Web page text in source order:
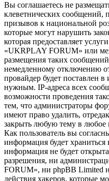
Вы соглашаетесь не
клеветнических сообщений,
призывов к национальной
которые могут нарушить
которая предоставляет
«UKRPLAY FORUM» или
размещения таких
немедленному отключению
провайдер будет поставлен
нужным. IP-адреса всех
возможности проведения
тем, что администраторы
имеют право удалить,
закрыть любую тему в любое
Как пользователь вы
информация будет храниться
информация не будет
разрешения, ни
FORUM», ни phpBB Limited
действия хакеров, которые